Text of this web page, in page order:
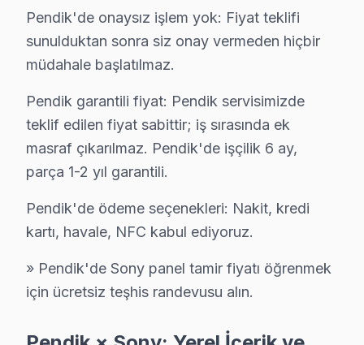
Sanayi sakinleri için Sony TV tamir hizmetimiz: teşhis
Pendik Sony Servis →
Sapanbağları mahallesi Sony TV teknisyeniniz ortalama
Sapanbağları Sony Anakart Tamiri →
Sülüntepe Sony Servis
Pendik TV Servis Merkezi →
Pendik'da Şeyhli mahallesi için Sony TV tamir randevusu
Pendik TV Servis Merkezi →
Velibaba Sony Servis
Pendik'de onaysız işlem yok: Fiyat teklifi
sunulduktan sonra siz onay vermeden hiçbir
müdahale başlatılmaz.
Pendik garantili fiyat: Pendik servisimizde
teklif edilen fiyat sabittir; iş sırasında ek
masraf çıkarılmaz. Pendik'de işçilik 6 ay,
parça 1-2 yıl garantili.
Pendik'de ödeme seçenekleri: Nakit, kredi
kartı, havale, NFC kabul ediyoruz.
» Pendik'de Sony panel tamir fiyatı öğrenmek
için ücretsiz teşhis randevusu alın.